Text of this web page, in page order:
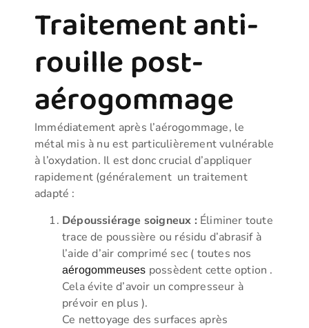
Traitement anti-
rouille post-
aérogommage
Immédiatement après l’aérogommage, le
métal mis à nu est particulièrement vulnérable
à l’oxydation. Il est donc crucial d’appliquer
rapidement (généralement un traitement
adapté :
Dépoussiérage soigneux : Éliminer toute
trace de poussière ou résidu d’abrasif à
l’aide d’air comprimé sec ( toutes nos
aérogommeuses possèdent cette option .
Cela évite d’avoir un compresseur à
prévoir en plus ).
Ce nettoyage des surfaces après